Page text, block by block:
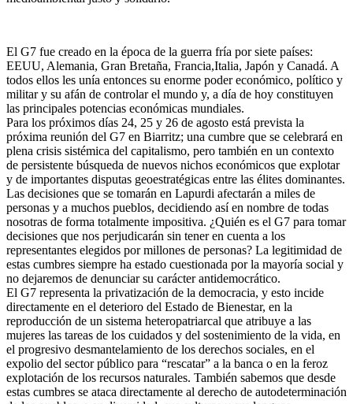
El G7 fue creado en la época de la guerra fría por siete países:
EEUU, Alemania, Gran Bretaña, Francia,Italia, Japón y Canadá. A
todos ellos les unía entonces su enorme poder económico, político y
militar y su afán de controlar el mundo y, a día de hoy constituyen
las principales potencias económicas mundiales.
Para los próximos días 24, 25 y 26 de agosto está prevista la
próxima reunión del G7 en Biarritz; una cumbre que se celebrará en
plena crisis sistémica del capitalismo, pero también en un contexto
de persistente búsqueda de nuevos nichos económicos que explotar
y de importantes disputas geoestratégicas entre las élites dominantes.
Las decisiones que se tomarán en Lapurdi afectarán a miles de
personas y a muchos pueblos, decidiendo así en nombre de todas
nosotras de forma totalmente impositiva. ¿Quién es el G7 para tomar
decisiones que nos perjudicarán sin tener en cuenta a los
representantes elegidos por millones de personas? La legitimidad de
estas cumbres siempre ha estado cuestionada por la mayoría social y
no dejaremos de denunciar su carácter antidemocrático.
El G7 representa la privatización de la democracia, y esto incide
directamente en el deterioro del Estado de Bienestar, en la
reproducción de un sistema heteropatriarcal que atribuye a las
mujeres las tareas de los cuidados y del sostenimiento de la vida, en
el progresivo desmantelamiento de los derechos sociales, en el
expolio del sector público para “rescatar” a la banca o en la feroz
explotación de los recursos naturales. También sabemos que desde
estas cumbres se ataca directamente al derecho de autodeterminación